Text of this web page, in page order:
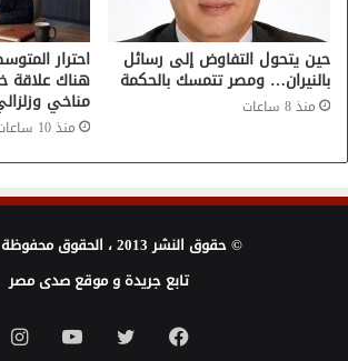
حين يتحول التفاوض إلى رسائل
بالنيران… ومصر تتمسك بالحكمة
منذ 8 ساعات
احترار
هناك علاقة
مناخي
منذ 10 ساعات
© حقوق النشر 2013 ، الحقوق محفوظة |
تابع جريدة و موقع صدى مصر
فيسبوك تويتر يوتيوب